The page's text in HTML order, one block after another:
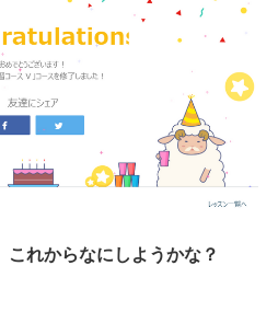
これからなにしようかな？